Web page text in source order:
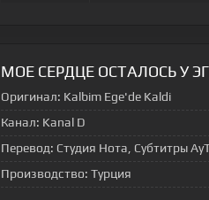
МОЕ СЕРДЦЕ ОСТАЛОСЬ У
Оригинал: Kalbim Ege'de Kaldi
Канал: Kanal D
Перевод: Студия Нота, Субтитры
Производство: Турция